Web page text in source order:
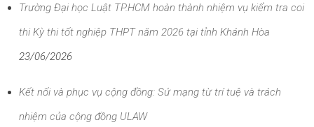
Trường Đại học Luật TP.HCM hoàn thành nhiệm vụ kiểm tra coi
thi Kỳ thi tốt nghiệp THPT năm 2026 tại tỉnh Khánh Hòa
23/06/2026
Kết nối và phục vụ cộng đồng: Sứ mạng từ trí tuệ và trách
nhiệm của cộng đồng ULAW